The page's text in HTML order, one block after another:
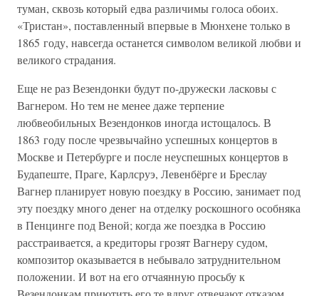
туман, сквозь который едва различимы голоса обоих.
«Тристан», поставленный впервые в Мюнхене только в
1865 году, навсегда останется символом великой любви и
великого страдания.
Еще не раз Везендонки будут по-дружески ласковы с
Вагнером. Но тем не менее даже терпение
любвеобильных Везендонков иногда истощалось. В
1863 году после чрезвычайно успешных концертов в
Москве и Петербурге и после неуспешных концертов в
Будапеште, Праге, Карлсруэ, Левенбёрге и Бреслау
Вагнер планирует новую поездку в Россию, занимает под
эту поездку много денег на отделку роскошного особняка
в Пенцинге под Веной; когда же поездка в Россию
расстраивается, а кредиторы грозят Вагнеру судом,
композитор оказывается в небывало затруднительном
положении. И вот на его отчаянную просьбу к